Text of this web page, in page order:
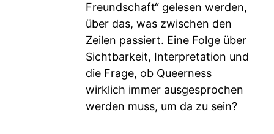
Freundschaft“ gelesen werden,
über das, was zwischen den
Zeilen passiert. Eine Folge über
Sichtbarkeit, Interpretation und
die Frage, ob Queerness
wirklich immer ausgesprochen
werden muss, um da zu sein?